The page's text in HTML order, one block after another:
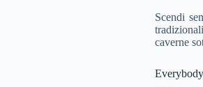
Scendi
caverne